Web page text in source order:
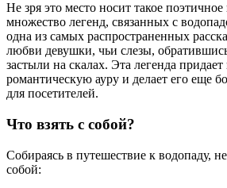
Не зря это место носит такое
множество легенд, связанных с
одна из самых распространенных
любви девушки, чьи слезы,
застыли на скалах. Эта легенда
романтическую ауру и делает его еще
для посетителей.
Что взять с собой?
Собираясь в путешествие к водопаду, не
собой: